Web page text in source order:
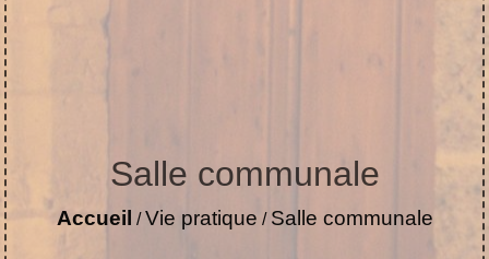
Salle communale
Accueil /Vie pratique / Salle communale